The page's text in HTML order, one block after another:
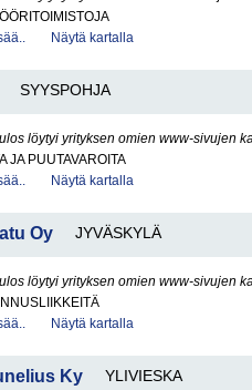
Näytä kartalla
SYYSPOHJA
löytyi yrityksen omien www-sivujen
JA PUUTAVAROITA
Näytä kartalla
Oy JYVÄSKYLÄ
löytyi yrityksen omien www-sivujen
Näytä kartalla
Ky YLIVIESKA